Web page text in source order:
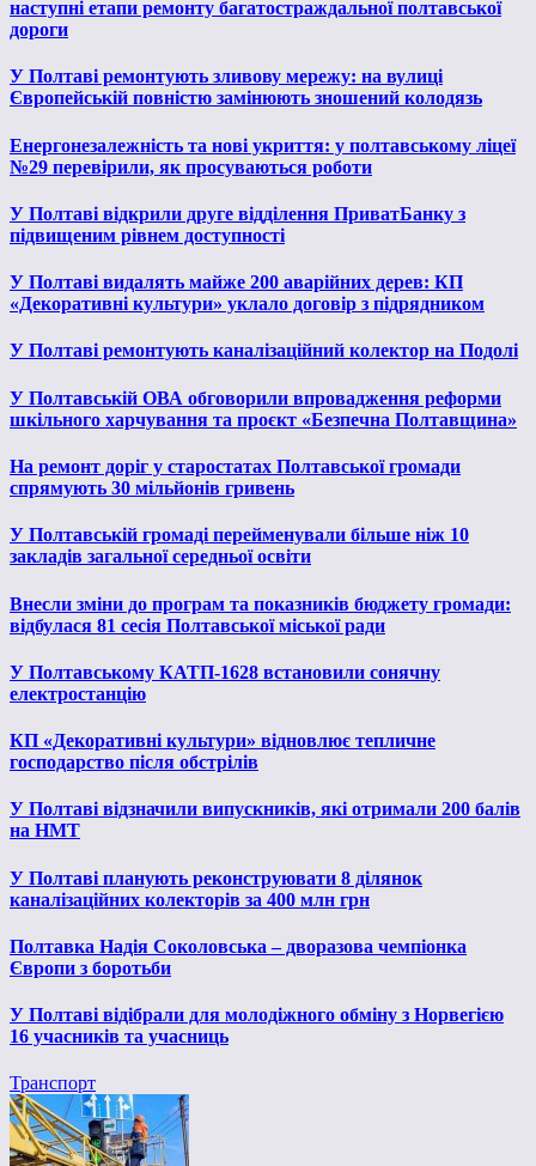
наступні етапи ремонту багатостраждальної полтавської
дороги
У Полтаві ремонтують зливову мережу: на вулиці
Європейській повністю замінюють зношений колодязь
Енергонезалежність та нові укриття: у полтавському ліцеї
№29 перевірили, як просуваються роботи
У Полтаві відкрили друге відділення ПриватБанку з
підвищеним рівнем доступності
У Полтаві видалять майже 200 аварійних дерев: КП
«Декоративні культури» уклало договір з підрядником
У Полтаві ремонтують каналізаційний колектор на Подолі
У Полтавській ОВА обговорили впровадження реформи
шкільного харчування та проєкт «Безпечна Полтавщина»
На ремонт доріг у старостатах Полтавської громади
спрямують 30 мільйонів гривень
У Полтавській громаді перейменували більше ніж 10
закладів загальної середньої освіти
Внесли зміни до програм та показників бюджету громади:
відбулася 81 сесія Полтавської міської ради
У Полтавському КАТП-1628 встановили сонячну
електростанцію
КП «Декоративні культури» відновлює тепличне
господарство після обстрілів
У Полтаві відзначили випускників, які отримали 200 балів
на НМТ
У Полтаві планують реконструювати 8 ділянок
каналізаційних колекторів за 400 млн грн
Полтавка Надія Соколовська – дворазова чемпіонка
Європи з боротьби
У Полтаві відібрали для молодіжного обміну з Норвегією
16 учасників та учасниць
Транспорт